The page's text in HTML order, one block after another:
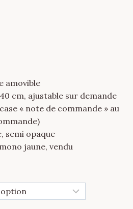
amovible
cm, ajustable sur demande
« note de commande » au
semi opaque
jaune, vendu